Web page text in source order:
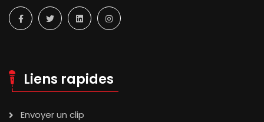
Liens rapides
Envoyer un clip